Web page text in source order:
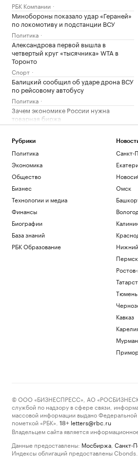
РБК Компании
Минобороны показало удар «Гераней»
по локомотиву и подстанции ВСУ
Политика
Александрова первой вышла в
четвертый круг «тысячника» WTA в
Торонто
Спорт
Балицкий сообщил об ударе дрона ВСУ
по рейсовому автобусу
Политика
Зачем экономике России нужна
товарная биржа
Посольство Украины сообщило о
повреждении украинского памятника в
Польше
Политика
Рубрики
Политика
Экономика
Общество
Бизнес
Технологии и медиа
Финансы
Биографии
База знаний
РБК Образование
Санкт-
Омск
Тюмень
Кавказ
© ООО «БИЗНЕСПРЕСС», АО
службой по надзору в сфере связи,
массовой информации выдано
пометкой «РБК».
18+ letters@rbc.ru
Владельцем сайта является
Данные предоставлены: Мосбиржа Санкт-
Индексы облигаций предоставлены Cbonds.